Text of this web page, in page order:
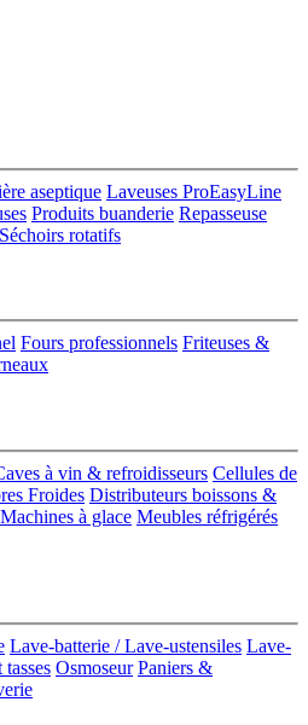
aseptique Laveuses ProEasyLine
Produits buanderie Repasseuse
Séchoirs rotatifs
Fours professionnels Friteuses &
à vin & refroidisseurs Cellules de
Froides Distributeurs boissons &
Machines à glace Meubles réfrigérés
Lave-batterie / Lave-ustensiles Lave-
Osmoseur Paniers &